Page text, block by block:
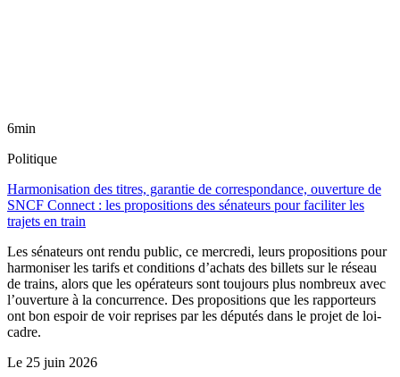
6min
Politique
Harmonisation des titres, garantie de correspondance, ouverture de
SNCF Connect : les propositions des sénateurs pour faciliter les
trajets en train
Les sénateurs ont rendu public, ce mercredi, leurs propositions pour
harmoniser les tarifs et conditions d’achats des billets sur le réseau
de trains, alors que les opérateurs sont toujours plus nombreux avec
l’ouverture à la concurrence. Des propositions que les rapporteurs
ont bon espoir de voir reprises par les députés dans le projet de loi-
cadre.
Le 25 juin 2026